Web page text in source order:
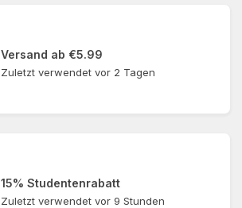
Versand ab €5.99
Zuletzt verwendet vor 2 Tagen
15% Studentenrabatt
Zuletzt verwendet vor 9 Stunden